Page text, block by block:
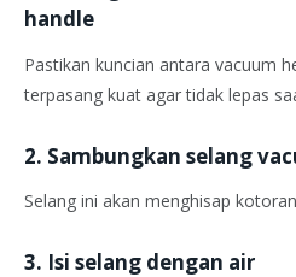
handle
Pastikan kuncian antara vacuum
terpasang kuat agar tidak lepas
2. Sambungkan selang
Selang ini akan menghisap
3. Isi selang dengan air